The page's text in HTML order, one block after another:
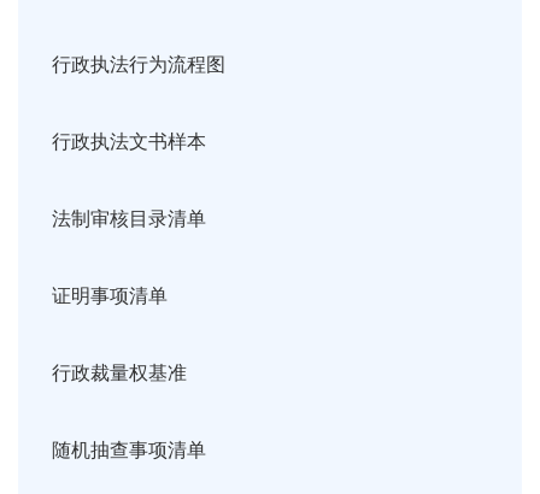
行政执法行为流程图
行政执法文书样本
法制审核目录清单
证明事项清单
行政裁量权基准
随机抽查事项清单